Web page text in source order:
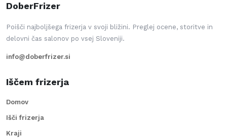
DoberFrizer
Poišči najboljšega frizerja v svoji bližini. Preglej ocene, storitve in
delovni čas salonov po vsej Sloveniji.
info@doberfrizer.si
Iščem frizerja
Domov
Išči frizerja
Kraji